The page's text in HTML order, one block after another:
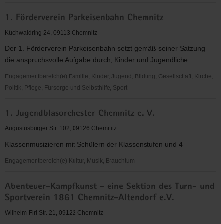
FFC
Chemnitz
1. Förderverein Parkeisenbahn Chemnitz
Küchwaldring 24, 09113 Chemnitz
Der 1. Förderverein Parkeisenbahn setzt gemäß seiner Satzung
die anspruchsvolle Aufgabe durch, Kinder und Jugendliche...
Engagementbereich(e) Familie, Kinder, Jugend, Bildung, Gesellschaft, Kirche,
Politik, Pflege, Fürsorge und Selbsthilfe, Sport
Förderverein
Parkeisenbahn
1. Jugendblasorchester Chemnitz e. V.
Augustusburger Str. 102, 09126 Chemnitz
Klassenmusizieren mit Schülern der Klassenstufen und 4
Engagementbereich(e) Kultur, Musik, Brauchtum
Jugendblasorchester
Chemnitz
e.
Abenteuer-Kampfkunst - eine Sektion des Turn- und
Sportverein 1861 Chemnitz-Altendorf e.V.
Wilhelm-Firl-Str. 21, 09122 Chemnitz